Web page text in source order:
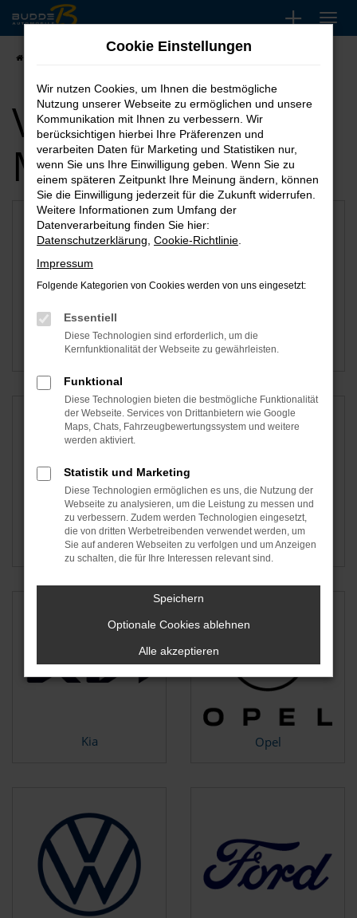
Zum
Hauptinhalt
springen
Verfügbare
Marken
Fiat Nissan
Peugeot Renault
Kia Opel
Cookie Einstellungen
Wir nutzen Cookies, um Ihnen die bestmögliche
Nutzung unserer Webseite zu ermöglichen und unsere
Kommunikation mit Ihnen zu verbessern. Wir
berücksichtigen hierbei Ihre Präferenzen und
verarbeiten Daten für Marketing und Statistiken nur,
wenn Sie uns Ihre Einwilligung geben. Wenn Sie zu
einem späteren Zeitpunkt Ihre Meinung ändern, können
Sie die Einwilligung jederzeit für die Zukunft widerrufen.
Weitere Informationen zum Umfang der
Datenverarbeitung finden Sie hier:
Datenschutzerklärung Cookie-Richtlinie
Impressum
Folgende Kategorien von Cookies werden von uns eingesetzt:
Essentiell
Diese Technologien sind erforderlich, um die
Kernfunktionalität der Webseite zu gewährleisten.
Funktional
Diese Technologien bieten die bestmögliche Funktionalität
der Webseite. Services von Drittanbietern wie Google
Maps, Chats, Fahrzeugbewertungssystem und weitere
werden aktiviert.
Statistik und Marketing
Diese Technologien ermöglichen es uns, die Nutzung der
Webseite zu analysieren, um die Leistung zu messen und
zu verbessern. Zudem werden Technologien eingesetzt,
die von dritten Werbetreibenden verwendet werden, um
Sie auf anderen Webseiten zu verfolgen und um Anzeigen
zu schalten, die für Ihre Interessen relevant sind.
Speichern
Optionale Cookies ablehnen
Alle akzeptieren